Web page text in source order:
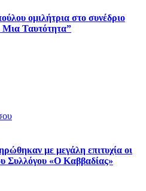
ομιλήτρια στο συνέδριο
Μια Ταυτότητα”
με μεγάλη επιτυχία οι
Συλλόγου «Ο Καββαδίας»